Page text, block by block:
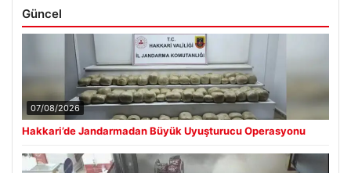
Güncel
07/08/2026
Hakkari’de Jandarmadan Büyük Uyuşturucu Operasyonu